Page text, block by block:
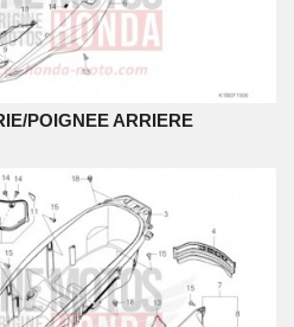
POIGNEE ARRIERE